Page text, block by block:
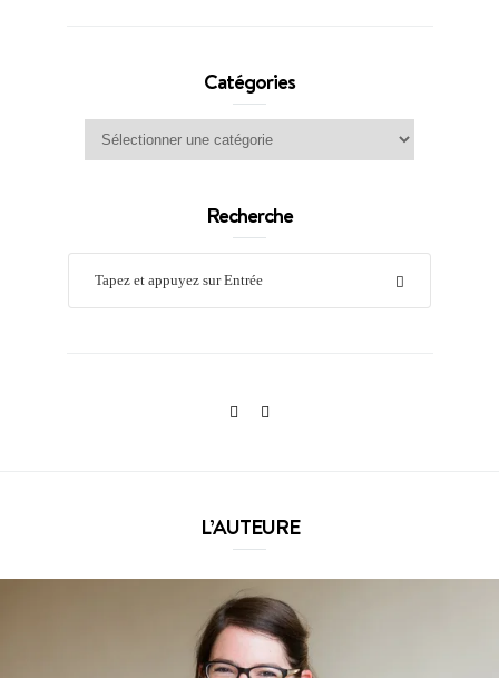
Catégories
Catégories
Recherche
L’AUTEURE